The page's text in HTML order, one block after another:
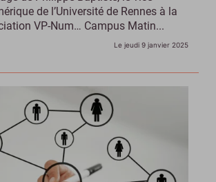
de l’Université de Rennes à la
VP-Num… Campus Matin...
Le jeudi 9 janvier 2025